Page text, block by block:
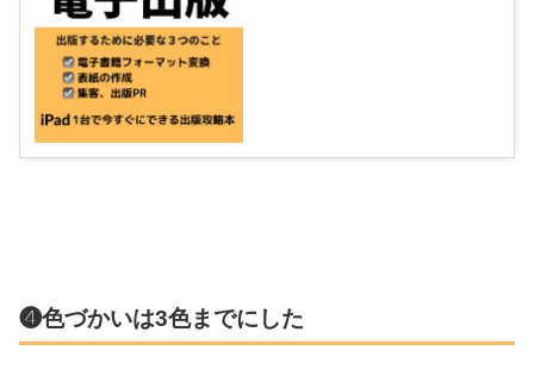
❹色づかいは3色までにした